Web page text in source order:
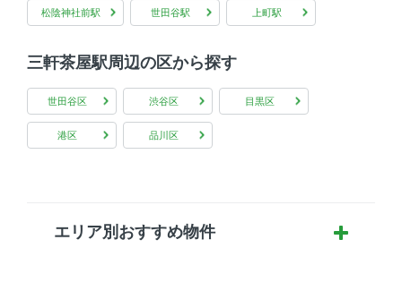
松陰神社前駅 世田谷駅 上町駅
三軒茶屋駅周辺の区から探す
世田谷区 渋谷区 目黒区
港区 品川区
エリア別おすすめ物件